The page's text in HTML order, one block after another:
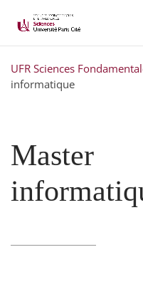
UFR Sciences
informatique
Master